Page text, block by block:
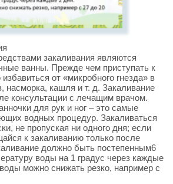
закаливания являются
ванны. Прежде чем приступать к
от «микробного гнезда» в
насморка, кашля и т. д. Закаливание
консультации с лечащим врачом.
для рук и ног – это самые
водных процедур. Закаливаться
не пропуская ни одного дня; если
к закаливанию только после
должно быть постепенным6
воды на 1 градус через каждые
можно снижать резко, например с